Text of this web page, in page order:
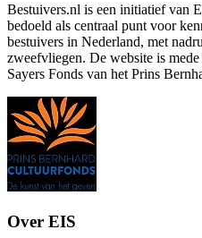
Bestuivers.nl is een initiatief van
bedoeld als centraal punt voor
bestuivers in Nederland, met
zweefvliegen. De website is
Sayers Fonds van het Prins
Over EIS